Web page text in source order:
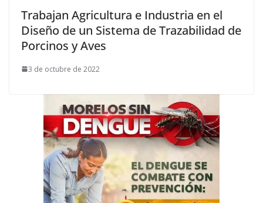
Trabajan Agricultura e Industria en el
Diseño de un Sistema de Trazabilidad de
Porcinos y Aves
3 de octubre de 2022